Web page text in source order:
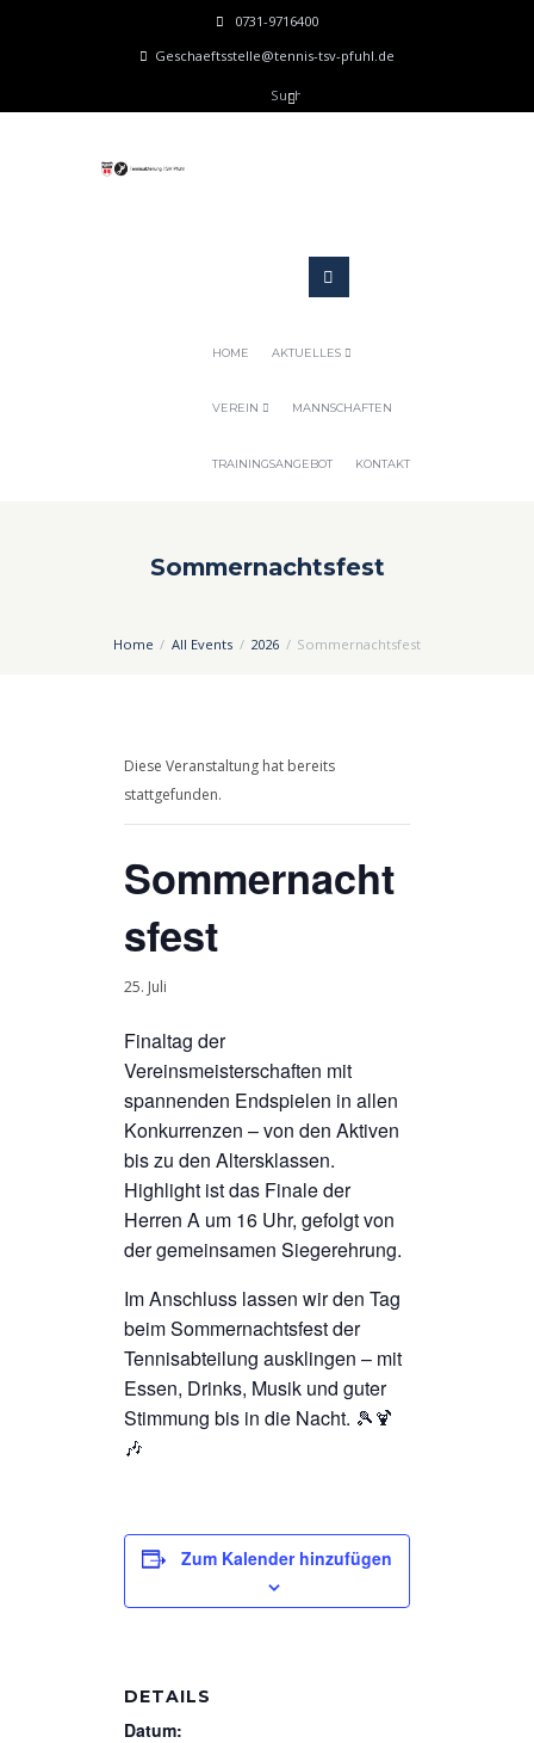
0731-9716400
Geschaeftsstelle@tennis-tsv-pfuhl.de
HOME AKTUELLES
VEREIN MANNSCHAFTEN
TRAININGSANGEBOT KONTAKT
Sommernachtsfest
Home All Events 2026 Sommernachtsfest
Diese Veranstaltung hat bereits
stattgefunden.
Sommernacht
sfest
25. Juli
Finaltag der
Vereinsmeisterschaften mit
spannenden Endspielen in allen
Konkurrenzen – von den Aktiven
bis zu den Altersklassen.
Highlight ist das Finale der
Herren A um 16 Uhr, gefolgt von
der gemeinsamen Siegerehrung.
Im Anschluss lassen wir den Tag
beim Sommernachtsfest der
Tennisabteilung ausklingen – mit
Essen, Drinks, Musik und guter
Stimmung bis in die Nacht. 🎾🍹
🎶
Zum Kalender hinzufügen
DETAILS
Datum: